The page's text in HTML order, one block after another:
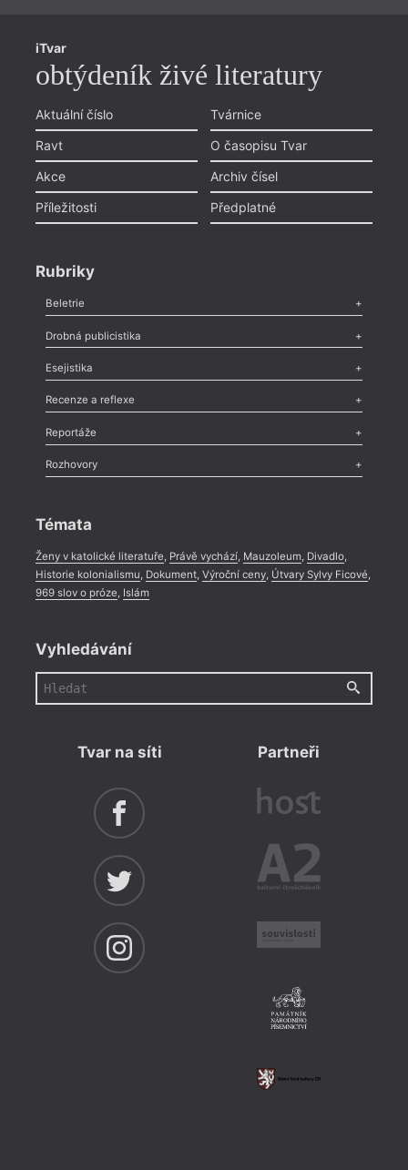
iTvar
obtýdeník živé literatury
Aktuální číslo
Ravt
Akce
Příležitosti
Tvárnice
O časopisu Tvar
Archiv čísel
Předplatné
Rubriky
Beletrie
Poezie,Próza,Dokumenty
Drobná publicistika
Odlesk
Nekrolog,Glosa,Sloupek,Pozvánka,Literární soutěž,
Esejistika
Esej ,Pádlo,Úvaha
Recenze a reflexe
Recenze
Méně slov o próze,Celá rubrika
Reportáže
Literární zítřky
Celá rubrika
Rozhovory
Témata
Ženy v katolické literatuře, Právě vychází, Mauzoleum, Divadlo,
Historie kolonialismu, Dokument, Výroční ceny, Útvary Sylvy Ficové,
969 slov o próze, Islám
Vyhledávání
Tvar na síti Partneři